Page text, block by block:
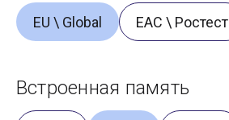
EU \ Global ЕАС \ Ростест
Встроенная память